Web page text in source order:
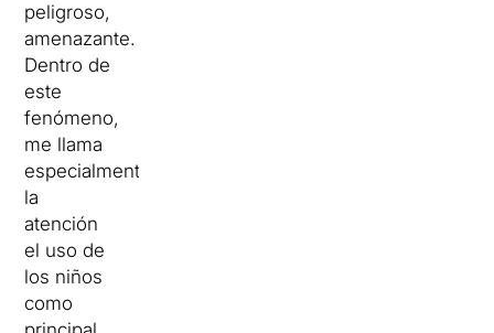
peligroso,
amenazante.
Dentro de
este
fenómeno,
me llama
especialmente
la
atención
el uso de
los niños
como